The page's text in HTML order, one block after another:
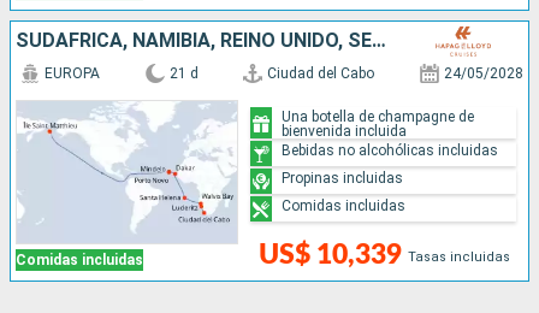
SUDAFRICA, NAMIBIA, REINO UNIDO, SENEGAL, CABO VERDE, ISLANDIA
Comidas incluidas
EUROPA 21 d Ciudad del Cabo 24/05/2028
US$ 10,339 Tasas incluidas
Una botella de champagne de
bienvenida incluida
Bebidas no alcohólicas incluidas
Propinas incluidas
Comidas incluidas